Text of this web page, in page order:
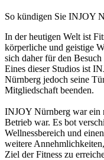
So kündigen Sie INJOY
In der heutigen Welt ist
körperliche und geistige
sich daher für den
Eines dieser Studios ist
Nürnberg jedoch seine
Mitgliedschaft beenden.
INJOY Nürnberg war ein
Betrieb war. Es bot
Wellnessbereich und
weitere
Ziel der Fitness zu